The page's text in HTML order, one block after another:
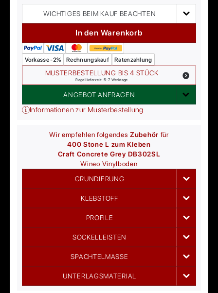
WICHTIGES BEIM KAUF BEACHTEN
In den Warenkorb
Vorkasse -2% Rechnungskauf Ratenzahlung
MUSTERBESTELLUNG BIS 4 STÜCK
Regellieferzeit: 5-7 Werktage
ANGEBOT ANFRAGEN
Informationen zur Musterbestellung
Wir empfehlen folgendesZubehör für
400 Stone L zum Kleben
Craft Concrete Grey DB302SL
Wineo Vinylboden
GRUNDIERUNG
KLEBSTOFF
PROFILE
SOCKELLEISTEN
SPACHTELMASSE
UNTERLAGSMATERIAL